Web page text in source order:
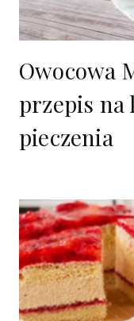
Owocowa
przepis na
pieczenia